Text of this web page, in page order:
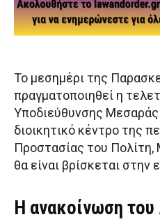
Το μεσημέρι της
πραγματοποιηθεί η
Υποδιεύθυνσης
διοικητικό κέντρο της
Προστασίας του Πολίτη,
θα είναι βρίσκεται στην
Η ανακοίνωση